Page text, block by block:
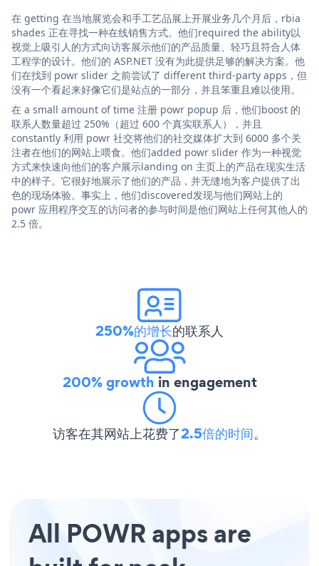
在 getting 在当地展览会和手工艺品展上开展业务几个月后，rbia
shades 正在寻找一种在线销售方式。他们required the ability以
视觉上吸引人的方式向访客展示他们的产品质量、轻巧且符合人体
工程学的设计。他们的 ASP.NET 没有为此提供足够的解决方案。他
们在找到 powr slider 之前尝试了 different third-party apps，但
没有一个看起来好像它们是站点的一部分，并且笨重且难以使用。
在 a small amount of time 注册 powr popup 后，他们boost 的
联系人数量超过 250%（超过 600 个真实联系人），并且
constantly 利用 powr 社交将他们的社交媒体扩大到 6000 多个关
注者在他们的网站上喂食。他们added powr slider 作为一种视觉
方式来快速向他们的客户展示landing on 主页上的产品在现实生活
中的样子。它很好地展示了他们的产品，并无缝地为客户提供了出
色的现场体验。事实上，他们discovered发现与他们网站上的
powr 应用程序交互的访问者的参与时间是他们网站上任何其他人的
2.5 倍。
250%的增长的联系人
200% growth in engagement
访客在其网站上花费了2.5倍的时间。
All POWR apps are